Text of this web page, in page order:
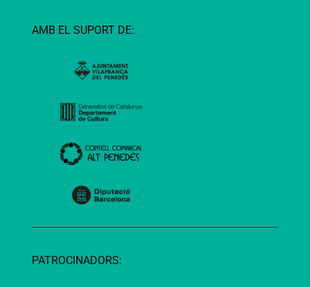
AMB EL SUPORT DE:
PATROCINADORS: